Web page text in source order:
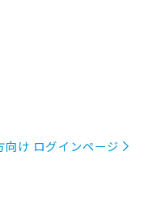
向け ログインページ